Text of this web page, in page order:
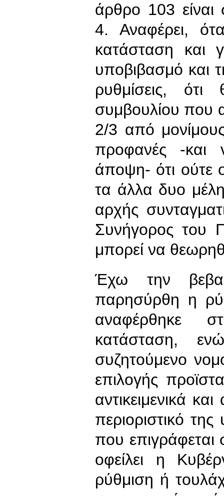
άρθρο 103
4. Αναφέρει,
κατάσταση και
υποβιβασμό και
ρυθμίσεις,
συμβουλίου που
2/3 από
προφανές -και
άποψη- ότι ούτε
τα άλλα δυο
αρχής
Συνήγορος του
μπορεί να
Έχω την
παρησύρθη η
αναφέρθηκε
κατάσταση,
συζητούμενο
επιλογής
αντικειμενικά
περιοριστικό
που επιγράφεται
οφείλει η
ρύθμιση ή